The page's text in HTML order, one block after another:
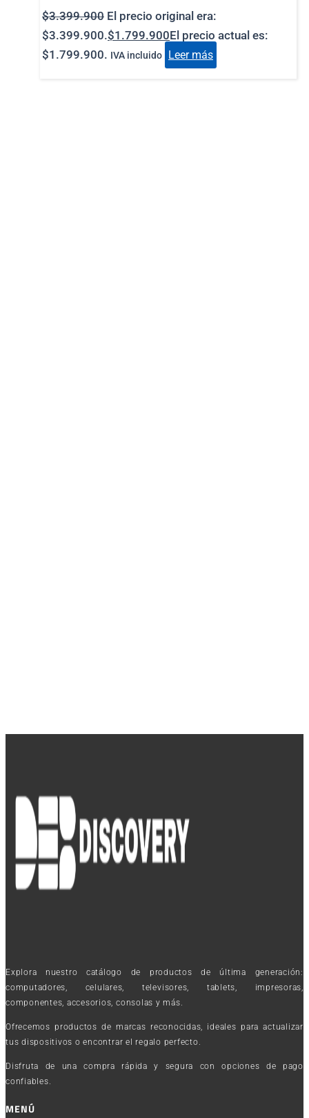
$3.399.900 El precio original era:
$3.399.900.$1.799.900El precio actual es:
$1.799.900. IVA incluido Leer más
Explora nuestro catálogo de productos de última generación:
computadores, celulares, televisores, tablets, impresoras,
componentes, accesorios, consolas y más.
Ofrecemos productos de marcas reconocidas, ideales para actualizar
tus dispositivos o encontrar el regalo perfecto.
Disfruta de una compra rápida y segura con opciones de pago
confiables.
MENÚ